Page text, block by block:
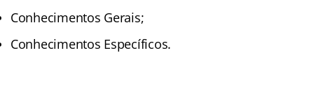
Conhecimentos Gerais;
Conhecimentos Específicos.